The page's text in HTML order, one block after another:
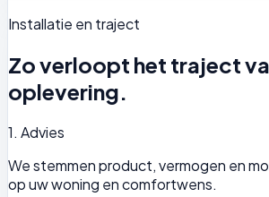
Installatie en traject
Zo verloopt het traject
oplevering.
1. Advies
We stemmen product, vermogen en
op uw woning en comfortwens.